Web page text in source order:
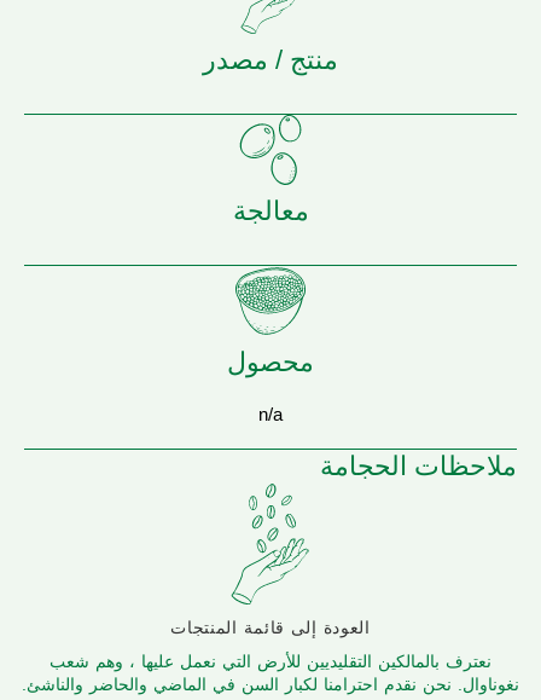
منتج / مصدر
معالجة
محصول
n/a
ملاحظات الحجامة
العودة إلى قائمة المنتجات
نعترف بالمالكين التقليديين للأرض التي نعمل عليها ، وهم شعب
نغوناوال. نحن نقدم احترامنا لكبار السن في الماضي والحاضر والناشئ.